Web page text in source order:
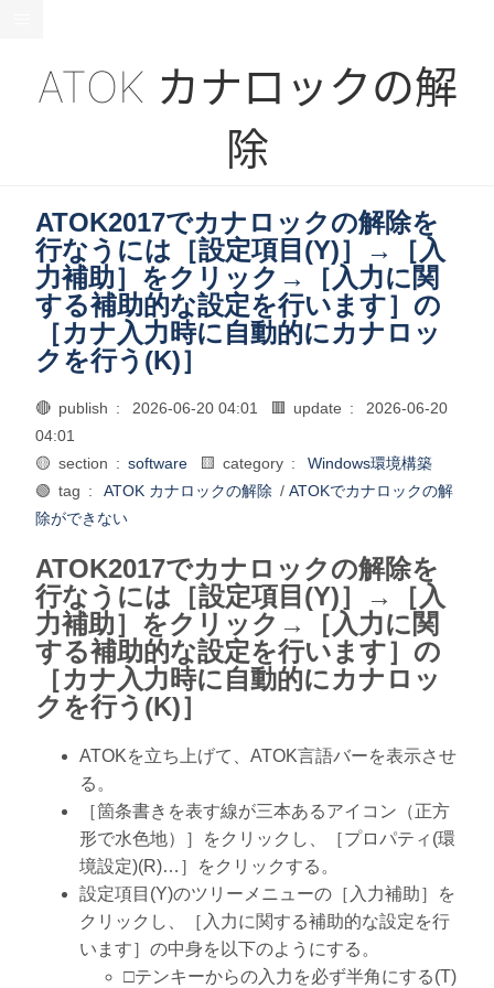
ATOK カナロックの解
除
ATOK2017でカナロックの解除を
行なうには［設定項目(Y)］→［入
力補助］をクリック→［入力に関
する補助的な設定を行います］の
［カナ入力時に自動的にカナロッ
クを行う(K)］
🔴 publish : 2026-06-20 04:01 🟥 update :
2026-06-20
04:01
🟡 section : software 🟨 category :
Windows環境構築
🟢 tag :
ATOK カナロックの解除 / ATOKでカナロックの解
除ができない
ATOK2017でカナロックの解除を
行なうには［設定項目(Y)］→［入
力補助］をクリック→［入力に関
する補助的な設定を行います］の
［カナ入力時に自動的にカナロッ
クを行う(K)］
ATOKを立ち上げて、ATOK言語バーを表示させ
る。
［箇条書きを表す線が三本あるアイコン（正方
形で水色地）］をクリックし、［プロパティ(環
境設定)(R)…］をクリックする。
設定項目(Y)のツリーメニューの［入力補助］を
クリックし、［入力に関する補助的な設定を行
います］の中身を以下のようにする。
□テンキーからの入力を必ず半角にする(T)